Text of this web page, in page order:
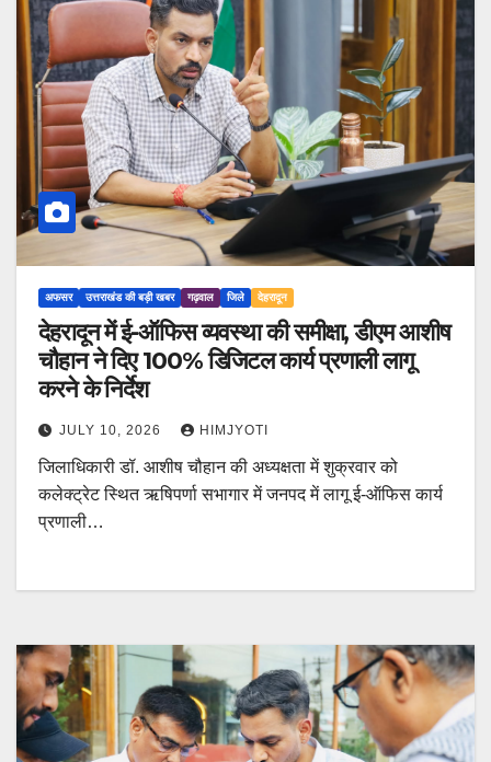
अफसर उत्तराखंड की बड़ी खबर गढ़वाल जिले देहरादून
देहरादून में ई-ऑफिस व्यवस्था की समीक्षा, डीएम आशीष
चौहान ने दिए 100% डिजिटल कार्य प्रणाली लागू
करने के निर्देश
JULY 10, 2026 HIMJYOTI
जिलाधिकारी डॉ. आशीष चौहान की अध्यक्षता में शुक्रवार को
कलेक्ट्रेट स्थित ऋषिपर्णा सभागार में जनपद में लागू ई-ऑफिस कार्य
प्रणाली…